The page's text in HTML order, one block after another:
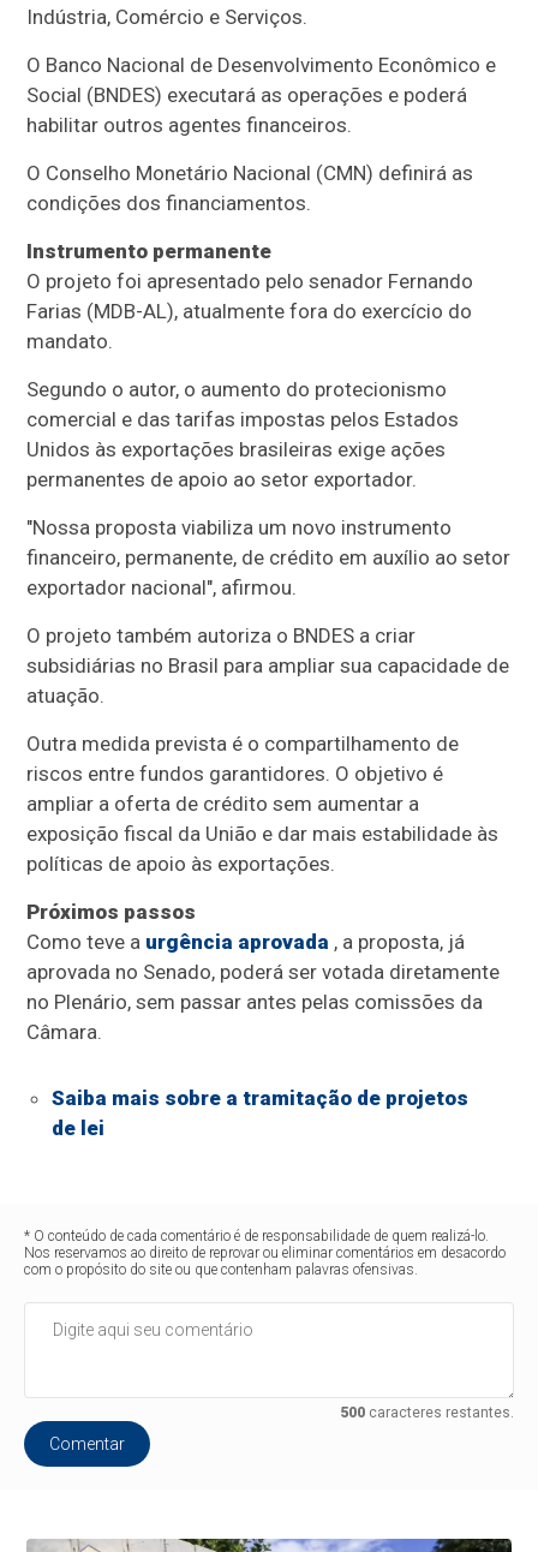
Indústria, Comércio e Serviços.
O Banco Nacional de Desenvolvimento Econômico e
Social (BNDES) executará as operações e poderá
habilitar outros agentes financeiros.
O Conselho Monetário Nacional (CMN) definirá as
condições dos financiamentos.
Instrumento permanente
O projeto foi apresentado pelo senador Fernando
Farias (MDB-AL), atualmente fora do exercício do
mandato.
Segundo o autor, o aumento do protecionismo
comercial e das tarifas impostas pelos Estados
Unidos às exportações brasileiras exige ações
permanentes de apoio ao setor exportador.
"Nossa proposta viabiliza um novo instrumento
financeiro, permanente, de crédito em auxílio ao setor
exportador nacional", afirmou.
O projeto também autoriza o BNDES a criar
subsidiárias no Brasil para ampliar sua capacidade de
atuação.
Outra medida prevista é o compartilhamento de
riscos entre fundos garantidores. O objetivo é
ampliar a oferta de crédito sem aumentar a
exposição fiscal da União e dar mais estabilidade às
políticas de apoio às exportações.
Próximos passos
Como teve a urgência aprovada , a proposta, já
aprovada no Senado, poderá ser votada diretamente
no Plenário, sem passar antes pelas comissões da
Câmara.
Saiba mais sobre a tramitação de projetos
de lei
* O conteúdo de cada comentário é de responsabilidade de quem realizá-lo.
Nos reservamos ao direito de reprovar ou eliminar comentários em desacordo
com o propósito do site ou que contenham palavras ofensivas.
500caracteres restantes.
Comentar